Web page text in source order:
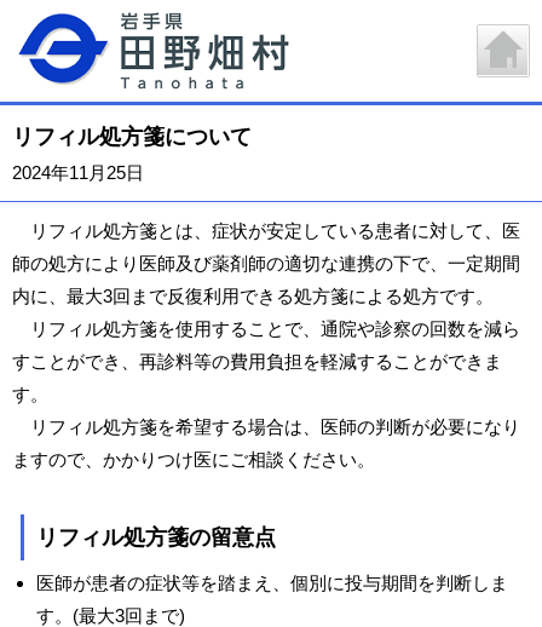
リフィル処方箋について
2024年11月25日
リフィル処方箋とは、症状が安定している患者に対して、医
師の処方により医師及び薬剤師の適切な連携の下で、一定期間
内に、最大3回まで反復利用できる処方箋による処方です。
リフィル処方箋を使用することで、通院や診察の回数を減ら
すことができ、再診料等の費用負担を軽減することができま
す。
リフィル処方箋を希望する場合は、医師の判断が必要になり
ますので、かかりつけ医にご相談ください。
リフィル処方箋の留意点
医師が患者の症状等を踏まえ、個別に投与期間を判断しま
す。(最大3回まで)